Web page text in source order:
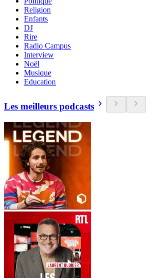
Religion
Enfants
DJ
Rire
Radio Campus
Interview
Noël
Musique
Education
Les meilleurs podcasts